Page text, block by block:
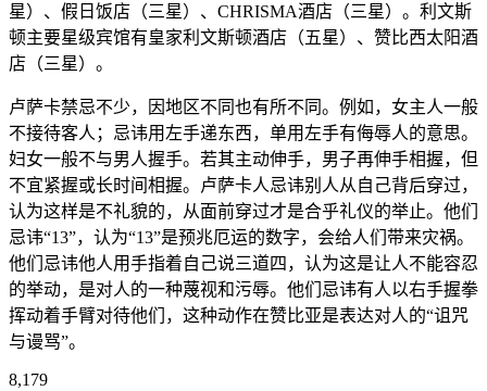
星）、假日饭店（三星）、CHRISMA酒店（三星）。利文斯
顿主要星级宾馆有皇家利文斯顿酒店（五星）、赞比西太阳酒
店（三星）。
卢萨卡禁忌不少，因地区不同也有所不同。例如，女主人一般
不接待客人；忌讳用左手递东西，单用左手有侮辱人的意思。
妇女一般不与男人握手。若其主动伸手，男子再伸手相握，但
不宜紧握或长时间相握。卢萨卡人忌讳别人从自己背后穿过，
认为这样是不礼貌的，从面前穿过才是合乎礼仪的举止。他们
忌讳“13”，认为“13”是预兆厄运的数字，会给人们带来灾祸。
他们忌讳他人用手指着自己说三道四，认为这是让人不能容忍
的举动，是对人的一种蔑视和污辱。他们忌讳有人以右手握拳
挥动着手臂对待他们，这种动作在赞比亚是表达对人的“诅咒
与谩骂”。
8,179